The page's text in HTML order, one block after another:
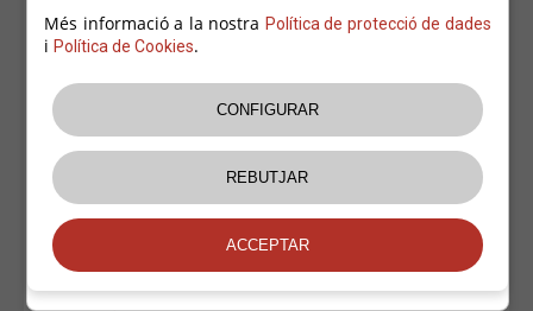
Articles Festa
Esports
Jocs i Joguines
Maya Music & Entertainment
The Monkey Trebor
Xarai Experience
Llibreries i Papereries
Organització d'esdeveniments
Salut
Més informació a la nostra Política de protecció de dades
iPolítica de Cookies.